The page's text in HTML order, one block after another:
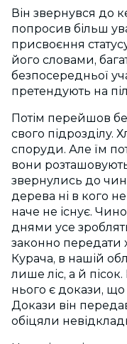
Він звернувся до
попросив більш
присвоєння
його словами,
безпосередньої
претендують на
Потім перейшов
свого підрозділу.
споруди. Але їм
вони
звернулись до
дерева ні в кого
наче не існує.
днями усе
законно передати
Курача, в нашій
лише ліс, а й
нього є докази, що
Докази він
обіцяли